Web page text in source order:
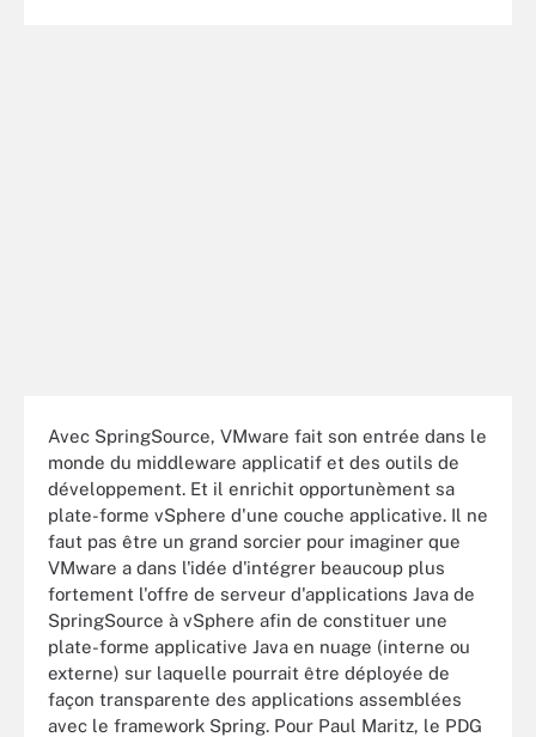
Avec SpringSource, VMware fait son entrée dans le
monde du middleware applicatif et des outils de
développement. Et il enrichit opportunèment sa
plate-forme vSphere d'une couche applicative. Il ne
faut pas être un grand sorcier pour imaginer que
VMware a dans l'idée d'intégrer beaucoup plus
fortement l'offre de serveur d'applications Java de
SpringSource à vSphere afin de constituer une
plate-forme applicative Java en nuage (interne ou
externe) sur laquelle pourrait être déployée de
façon transparente des applications assemblées
avec le framework Spring. Pour Paul Maritz, le PDG